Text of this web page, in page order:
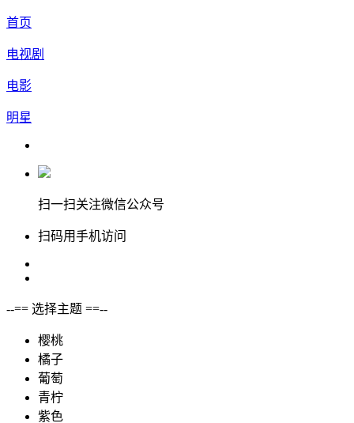
首页
电视剧
电影
明星
扫一扫关注微信公众号
扫码用手机访问
--== 选择主题 ==--
樱桃
橘子
葡萄
青柠
紫色